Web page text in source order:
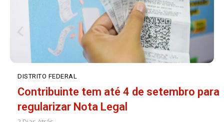
DISTRITO FEDERAL
Contribuinte tem até 4 de setembro para
regularizar Nota Legal